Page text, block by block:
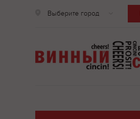
Выберите город